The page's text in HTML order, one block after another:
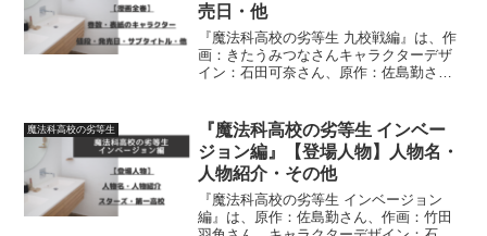
売日・他
『魔法科高校の劣等生 九校戦編』は、作
画：きたうみつなさんキャラクターデザ
イン：石田可奈さん、原作：佐島勤さん
発売日・サブタイトル・登場人物初出に
ついて、詳しく紹介してい...
魔法科高校の劣等生
『魔法科高校の劣等生 インベー
ジョン編』【登場人物】人物名・
人物紹介・その他
『魔法科高校の劣等生 インベージョン
編』は、原作：佐島勤さん、作画：竹田